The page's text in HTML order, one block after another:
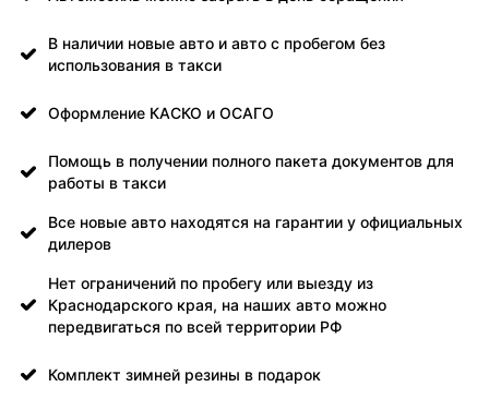
В наличии новые авто и авто с пробегом без
использования в такси
Оформление КАСКО и ОСАГО
Помощь в получении полного пакета документов для
работы в такси
Все новые авто находятся на гарантии у официальных
дилеров
Нет ограничений по пробегу или выезду из
Краснодарского края, на наших авто можно
передвигаться по всей территории РФ
Комплект зимней резины в подарок